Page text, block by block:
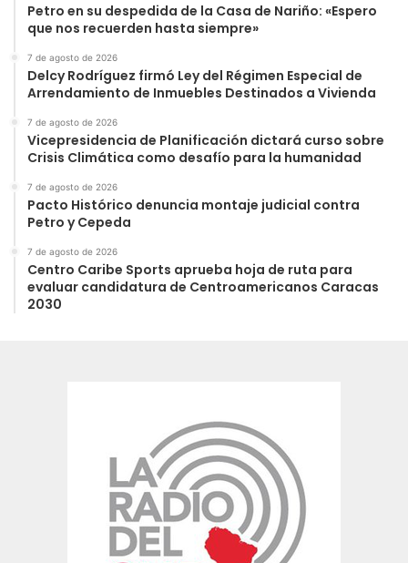
Petro en su despedida de la Casa de Nariño: «Espero
que nos recuerden hasta siempre»
7 de agosto de 2026
Delcy Rodríguez firmó Ley del Régimen Especial de
Arrendamiento de Inmuebles Destinados a Vivienda
7 de agosto de 2026
Vicepresidencia de Planificación dictará curso sobre
Crisis Climática como desafío para la humanidad
7 de agosto de 2026
Pacto Histórico denuncia montaje judicial contra
Petro y Cepeda
7 de agosto de 2026
Centro Caribe Sports aprueba hoja de ruta para
evaluar candidatura de Centroamericanos Caracas
2030